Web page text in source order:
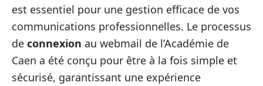
est essentiel pour une gestion efficace de vos
communications professionnelles. Le processus
de connexion au webmail de l’Académie de
Caen a été conçu pour être à la fois simple et
sécurisé, garantissant une expérience